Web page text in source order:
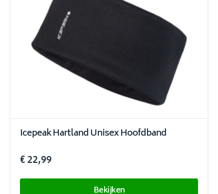
Icepeak Hartland Unisex Hoofdband
€ 22,99
Bekijken